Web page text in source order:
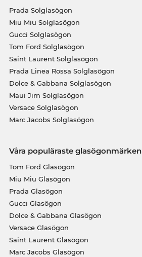
Prada Solglasögon
Miu Miu Solglasögon
Gucci Solglasögon
Tom Ford Solglasögon
Saint Laurent Solglasögon
Prada Linea Rossa Solglasögon
Dolce & Gabbana Solglasögon
Maui Jim Solglasögon
Versace Solglasögon
Marc Jacobs Solglasögon
Våra populäraste glasögonmärken
Tom Ford Glasögon
Miu Miu Glasögon
Prada Glasögon
Gucci Glasögon
Dolce & Gabbana Glasögon
Versace Glasögon
Saint Laurent Glasögon
Marc Jacobs Glasögon